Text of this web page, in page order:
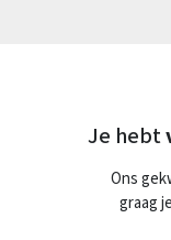
Je hebt
Ons
graag